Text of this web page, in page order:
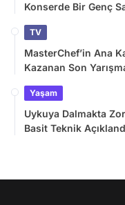
Konserde Bir Genç
TV
MasterChef’in Ana
Kazanan Son
Yaşam
Uykuya Dalmakta
Basit Teknik